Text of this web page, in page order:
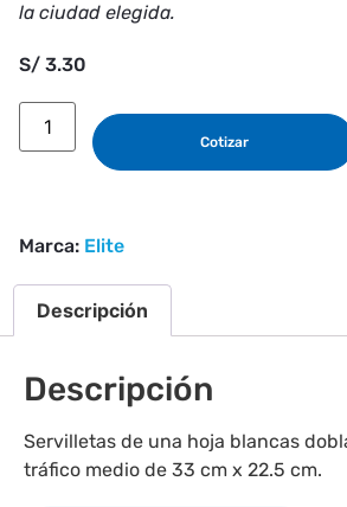
la ciudad elegida.
S/ 3.30
Cotizar
Marca: Elite
Descripción
Descripción
Servilletas de una hoja blancas
tráfico medio de 33 cm x 22.5 cm.